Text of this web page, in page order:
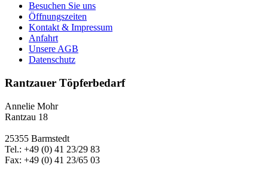
Besuchen Sie uns
Öffnungszeiten
Kontakt & Impressum
Anfahrt
Unsere AGB
Datenschutz
Rantzauer Töpferbedarf
Annelie Mohr
Rantzau 18
25355 Barmstedt
Tel.: +49 (0) 41 23/29 83
Fax: +49 (0) 41 23/65 03